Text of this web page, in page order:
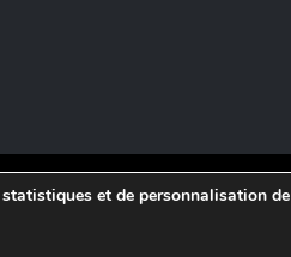
et de personnalisation de